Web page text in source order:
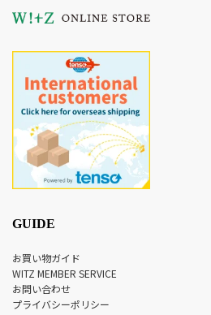
GUIDE
お買い物ガイド
WITZ MEMBER SERVICE
お問い合わせ
プライバシーポリシー